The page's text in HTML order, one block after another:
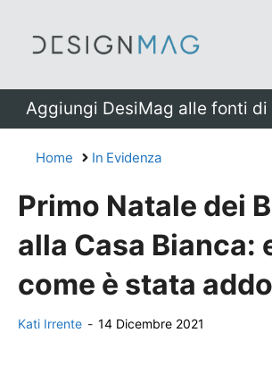
Aggiungi DesiMag alle fonti di
Home In Evidenza
Primo Natale dei
alla Casa Bianca:
come è stata
Kati Irrente - 14 Dicembre 2021